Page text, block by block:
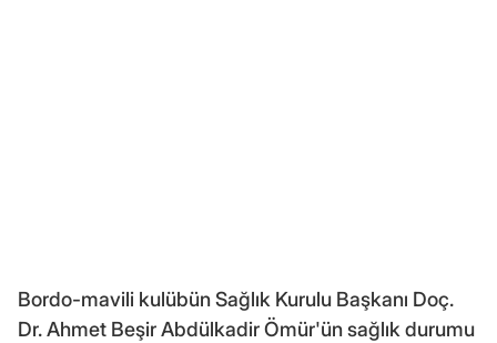
Bordo-mavili kulübün Sağlık Kurulu Başkanı Doç.
Dr. Ahmet Beşir Abdülkadir Ömür'ün sağlık durumu